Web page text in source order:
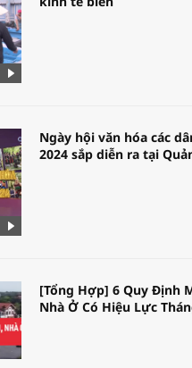
Ngày hội văn hóa các
2024 sắp diễn ra tại
[Tổng Hợp] 6 Quy Định
Nhà Ở Có Hiệu Lực